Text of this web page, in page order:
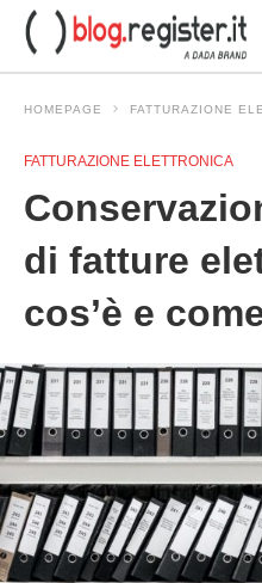
HOMEPAGE FATTURAZIONE
FATTURAZIONE ELETTRONICA
di fatture
cos’è e